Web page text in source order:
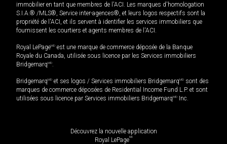
immobilier en tant que membres de l'ACI. Les marques d'homologation
S.I.A.® /MLS®, Service inter-agences®, et leurs logos respectifs sont la
propriété de l'ACI, et ils servent à identifier les services immobiliers que
fournissent les courtiers et agents membres de l'ACI.
Royal LePageMD est une marque de commerce déposée de la Banque
Royale du Canada, utilisée sous licence par les Services immobiliers
BridgemarqMD.
BridgemarqMD et ses logos / Services immobiliers BridgemarqMD sont des
marques de commerce déposées de Residential Income Fund L.P. et sont
utilisées sous licence par Services immobiliers BridgemarqMD Inc.
Découvrez la nouvelle application
Royal LePageMD